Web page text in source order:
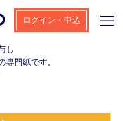
し
専門紙です。
ログイン・申込